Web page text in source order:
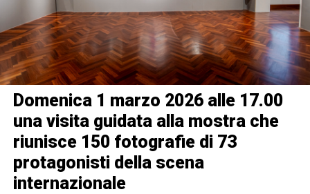
Domenica 1 marzo 2026 alle 17.00
una visita guidata alla mostra che
riunisce 150 fotografie di 73
protagonisti della scena
internazionale